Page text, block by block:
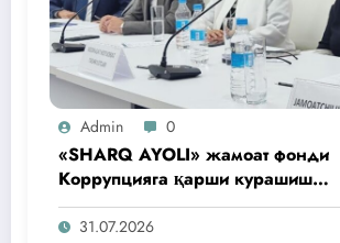
Admin 0
«SHARQ AYOLI» жамоат фонди
Коррупцияга қарши курашиш
агентлигидаги жамоат эшитувида
ташаббусларини тақдим этди
31.07.2026